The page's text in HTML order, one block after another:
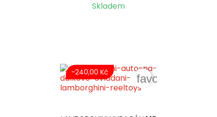
Skladem
-240,00 Kč
favorite_border